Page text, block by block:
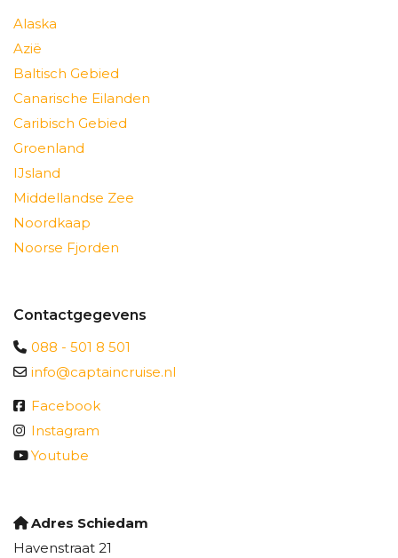
Alaska
Azië
Baltisch Gebied
Canarische Eilanden
Caribisch Gebied
Groenland
IJsland
Middellandse Zee
Noordkaap
Noorse Fjorden
Contactgegevens
088 - 501 8 501
info@captaincruise.nl
Facebook
Instagram
Youtube
Adres Schiedam
Havenstraat 21